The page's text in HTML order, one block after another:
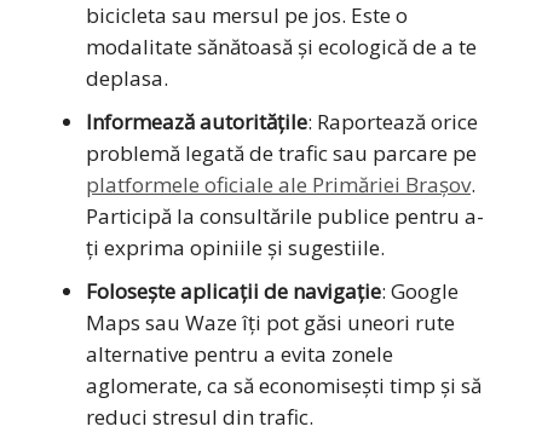
bicicleta sau mersul pe jos. Este o
modalitate sănătoasă și ecologică de a te
deplasa.
Informează autoritățile: Raportează orice
problemă legată de trafic sau parcare pe
platformele oficiale ale Primăriei Brașov.
Participă la consultările publice pentru a-
ți exprima opiniile și sugestiile.
Folosește aplicații de navigație: Google
Maps sau Waze îți pot găsi uneori rute
alternative pentru a evita zonele
aglomerate, ca să economisești timp și să
reduci stresul din trafic.